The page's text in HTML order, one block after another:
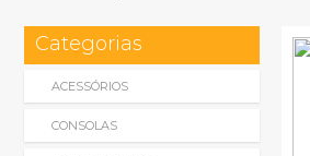
Categorias
ACESSÓRIOS
CONSOLAS